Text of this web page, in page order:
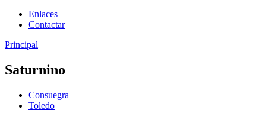
Enlaces
Contactar
Principal
Saturnino
Consuegra
Toledo